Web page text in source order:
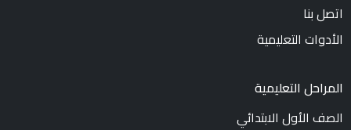
اتصل بنا
الأدوات التعليمية
المراحل التعليمية
الصف الأول الابتدائي